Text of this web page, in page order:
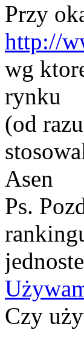
Przy
http://
wg
rynku
(od
Asen
Ps.
Czy